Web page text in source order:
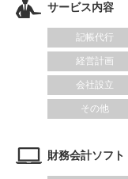
サービス内容
記帳代行
経営計画
会社設立
その他
財務会計ソフト